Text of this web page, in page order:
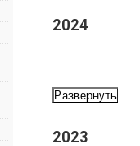
Развернуть